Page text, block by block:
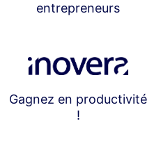
entrepreneurs
Gagnez en productivité
!